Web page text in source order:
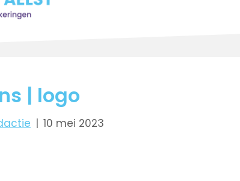
| logo
| 10 mei 2023